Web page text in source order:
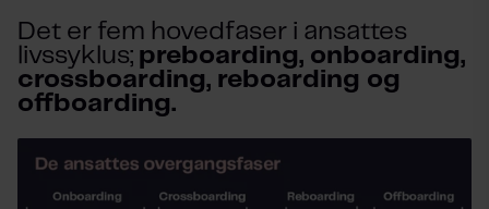
Det er fem hovedfaser i ansattes
livssyklus; preboarding, onboarding,
crossboarding, reboarding og
offboarding.